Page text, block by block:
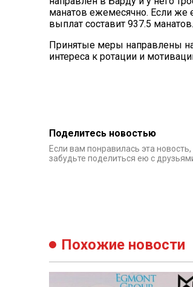
манатов ежемесячно. Если
выплат составит 937.5 манатов.
Принятые меры направлены
интереса к ротации и
Поделитесь новостью
Если вам понравилась эта новость,
забудьте поделиться ею с
Похожие новости